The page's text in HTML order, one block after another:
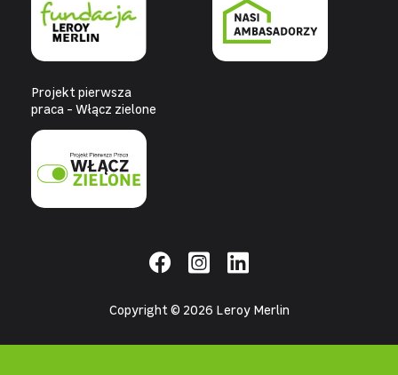
Projekt pierwsza
praca - Włącz zielone
Copyright © 2026 Leroy Merlin